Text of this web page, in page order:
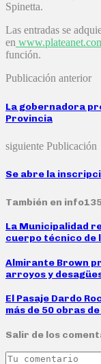
Spinetta.
Las entradas se
en
función.
Publicación anterior
La gobernadora
Provincia
siguiente Publicación
Se abre la
También en
La Municipalidad
cuerpo técnico de
Almirante Brown
arroyos y
El Pasaje Dardo
más de 50 obras
Salir de los